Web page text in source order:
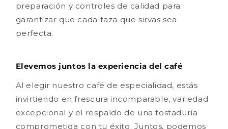
preparación y controles de calidad para
garantizar que cada taza que sirvas sea
perfecta.
Elevemos juntos la experiencia del café
Al elegir nuestro café de especialidad, estás
invirtiendo en frescura incomparable, variedad
excepcional y el respaldo de una tostaduría
comprometida con tu éxito. Juntos, podemos